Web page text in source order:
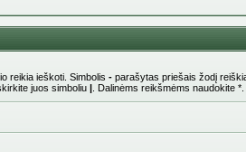
reikia ieškoti. Simbolis - parašytas priešais žodį
juos simboliu | . Dalinėms reikšmėms naudokite *.